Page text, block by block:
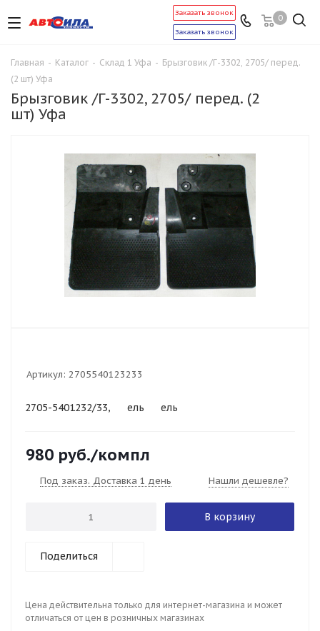
0
Заказать звонок
Заказать звонок
Главная - Каталог - Склад 1 Уфа - Брызговик /Г-3302, 2705/ перед.
(2 шт) Уфа
Брызговик /Г-3302, 2705/ перед. (2
шт) Уфа
Артикул: 2705540123233
2705-5401232/33, ель ель
980 руб./компл
Под заказ. Доставка 1 день Нашли дешевле?
В корзину
Поделиться
Цена действительна только для интернет-магазина и может
отличаться от цен в розничных магазинах